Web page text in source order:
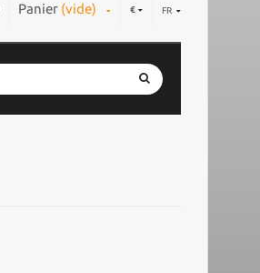
FR
€
Panier (vide)